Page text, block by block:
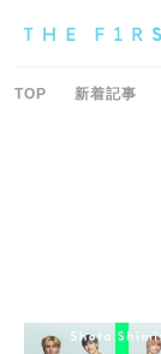
TOP 新着記事